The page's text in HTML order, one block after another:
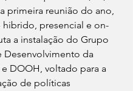
primeira reunião do ano,
presencial e on-
a instalação do Grupo
Desenvolvimento da
DOOH, voltado para a
de políticas